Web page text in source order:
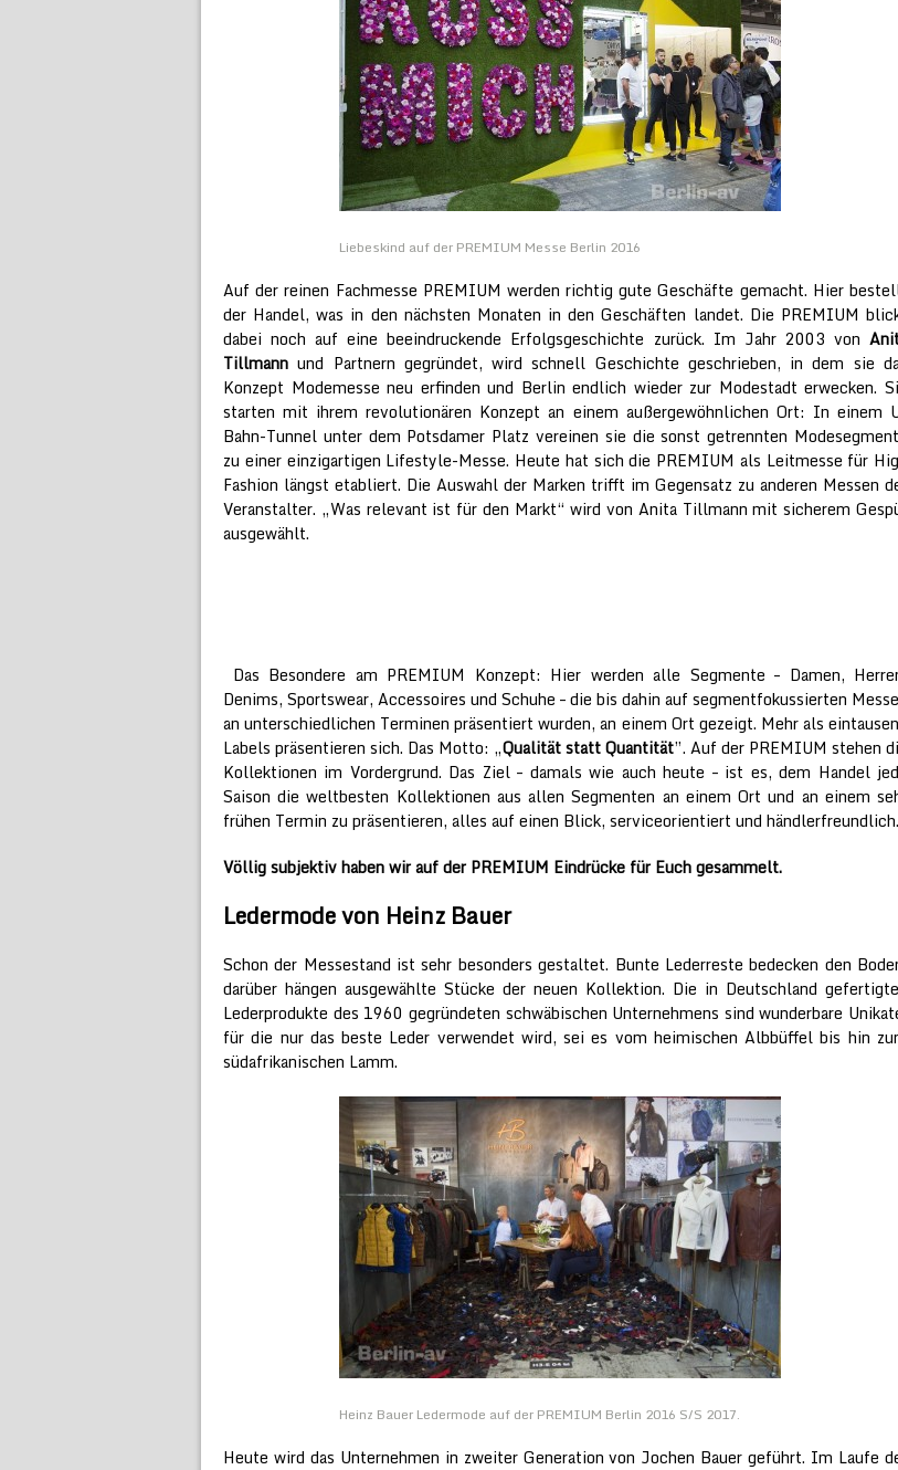
Liebeskind auf der PREMIUM Messe Berlin 2016
Auf der reinen Fachmesse PREMIUM werden richtig gute Geschäfte gemacht. Hier
der Handel, was in den nächsten Monaten in den Geschäften landet. Die PREMIUM
dabei noch auf eine beeindruckende Erfolgsgeschichte zurück. Im Jahr 2003 von
Tillmann und Partnern gegründet, wird schnell Geschichte geschrieben, in dem sie
Konzept Modemesse neu erfinden und Berlin endlich wieder zur Modestadt erwecken.
starten mit ihrem revolutionären Konzept an einem außergewöhnlichen Ort: In einem
Bahn-Tunnel unter dem Potsdamer Platz vereinen sie die sonst getrennten
zu einer einzigartigen Lifestyle-Messe. Heute hat sich die PREMIUM als Leitmesse für
Fashion längst etabliert. Die Auswahl der Marken trifft im Gegensatz zu anderen Messen
Veranstalter. „Was relevant ist für den Markt“ wird von Anita Tillmann mit sicherem
ausgewählt.
Das Besondere am PREMIUM Konzept: Hier werden alle Segmente – Damen,
Denims, Sportswear, Accessoires und Schuhe – die bis dahin auf segmentfokussierten
an unterschiedlichen Terminen präsentiert wurden, an einem Ort gezeigt. Mehr als
Labels präsentieren sich. Das Motto: „Qualität statt Quantität”. Auf der PREMIUM stehen
Kollektionen im Vordergrund. Das Ziel – damals wie auch heute – ist es, dem Handel
Saison die weltbesten Kollektionen aus allen Segmenten an einem Ort und an einem
frühen Termin zu präsentieren, alles auf einen Blick, serviceorientiert und händlerfreundlich.
Völlig subjektiv haben wir auf der PREMIUM Eindrücke für Euch gesammelt.
Ledermode von Heinz Bauer
Schon der Messestand ist sehr besonders gestaltet. Bunte Lederreste bedecken den
darüber hängen ausgewählte Stücke der neuen Kollektion. Die in Deutschland
Lederprodukte des 1960 gegründeten schwäbischen Unternehmens sind wunderbare
für die nur das beste Leder verwendet wird, sei es vom heimischen Albbüffel bis hin
südafrikanischen Lamm.
Heinz Bauer Ledermode auf der PREMIUM Berlin 2016 S/S 2017.
Heute wird das Unternehmen in zweiter Generation von Jochen Bauer geführt. Im Laufe